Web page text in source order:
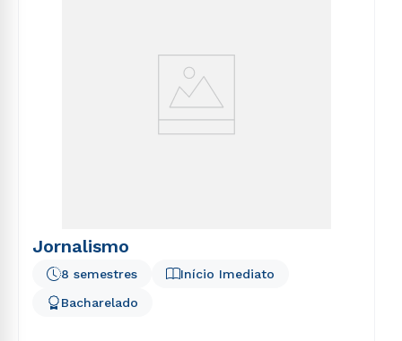
Jornalismo
Início Imediato
8 semestres
Bacharelado